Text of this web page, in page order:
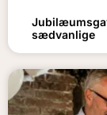
sædvanlige